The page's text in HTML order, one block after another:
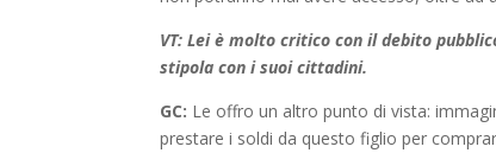
VT: Lei è molto critico con il debito
stipola con i suoi cittadini.
GC: Le offro un altro punto di vista:
prestare i soldi da questo figlio per